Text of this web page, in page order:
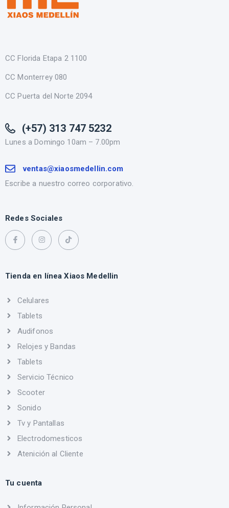
CC Florida Etapa 2 1100
CC Monterrey 080
CC Puerta del Norte 2094
(+57) 313 747 5232
Lunes a Domingo 10am – 7.00pm
ventas@xiaosmedellin.com
Escribe a nuestro correo corporativo.
Redes Sociales
Tienda en línea Xiaos Medellin
Celulares
Tablets
Audifonos
Relojes y Bandas
Tablets
Servicio Técnico
Scooter
Sonido
Tv y Pantallas
Electrodomesticos
Atenición al Cliente
Tu cuenta